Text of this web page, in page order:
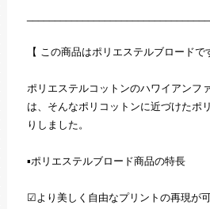
【 この商品はポリエステルブロードで
ポリエステルコットンのハワイアンフ
は、そんなポリコットンに近づけたポ
りしました。
▪️ポリエステルブロード商品の特長
☑︎より美しく自由なプリントの再現が可